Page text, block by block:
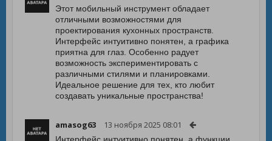
Этот мобильный инструмент обладает
отличными возможностями для
проектирования кухонных пространств.
Интерфейс интуитивно понятен, а графика
приятна для глаз. Особенно радует
возможность экспериментировать с
различными стилями и планировками.
Идеальное решение для тех, кто любит
создавать уникальные пространства!
amasog63 13 ноября 2025 08:01